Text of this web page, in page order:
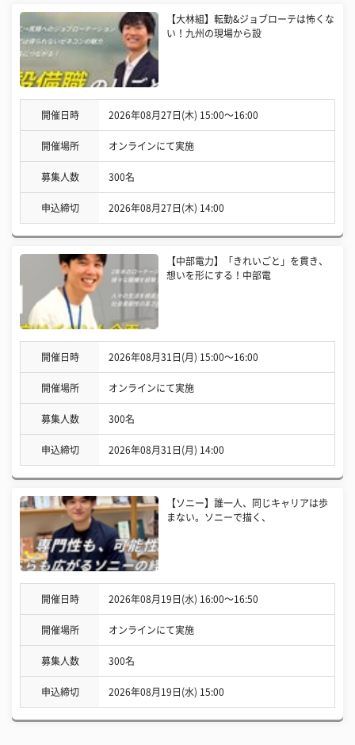
【大林組】転勤&ジョブローテは怖くな
い！九州の現場から設
開催日時 2026年08月27日(木) 15:00〜16:00
開催場所 オンラインにて実施
募集人数 300名
申込締切 2026年08月27日(木) 14:00
【中部電力】「きれいごと」を貫き、
想いを形にする！中部電
開催日時 2026年08月31日(月) 15:00〜16:00
開催場所 オンラインにて実施
募集人数 300名
申込締切 2026年08月31日(月) 14:00
【ソニー】誰一人、同じキャリアは歩
まない。ソニーで描く、
開催日時 2026年08月19日(水) 16:00〜16:50
開催場所 オンラインにて実施
募集人数 300名
申込締切 2026年08月19日(水) 15:00